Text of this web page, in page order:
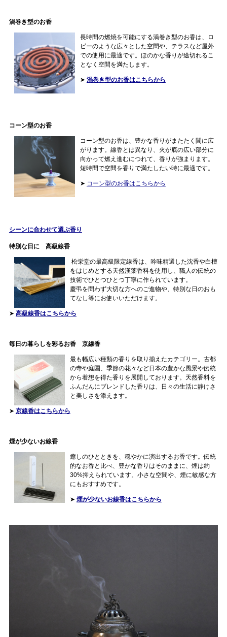
渦巻き型のお香
長時間の燃焼を可能にする渦巻き型のお香は、ロ
ビーのような広々とした空間や、テラスなど屋外
での使用に最適です。ほのかな香りが途切れるこ
となく空間を満たします。
➤ 渦巻き型のお香はこちらから
コーン型のお香
コーン型のお香は、豊かな香りがまたたく間に広
がります。線香とは異なり、火が底の広い部分に
向かって燃え進むにつれて、香りが強まります。
短時間で空間を香りで満たしたい時に最適です。
➤ コーン型のお香はこちらから
シーンに合わせて選ぶ香り
特別な日に 高級線香
松栄堂の最高級限定線香は、吟味精選した沈香や白檀
をはじめとする天然漢薬香料を使用し、職人の伝統の
技術でひとつひとつ丁寧に作られています。
慶弔を問わず大切な方へのご進物や、特別な日のおも
てなし等にお使いいただけます。
➤ 高級線香はこちらから
毎日の暮らしを彩るお香 京線香
最も幅広い種類の香りを取り揃えたカテゴリー。古都
の寺や庭園、季節の花々など日本の豊かな風景や伝統
から着想を得た香りを展開しております。天然香料を
ふんだんにブレンドした香りは、日々の生活に静けさ
と美しさを添えます。
➤ 京線香はこちらから
煙が少ないお線香
癒しのひとときを、穏やかに演出するお香です。伝統
的なお香と比べ、豊かな香りはそのままに、煙は約
30%抑えられています。小さな空間や、煙に敏感な方
にもおすすめです。
➤ 煙が少ないお線香はこちらから